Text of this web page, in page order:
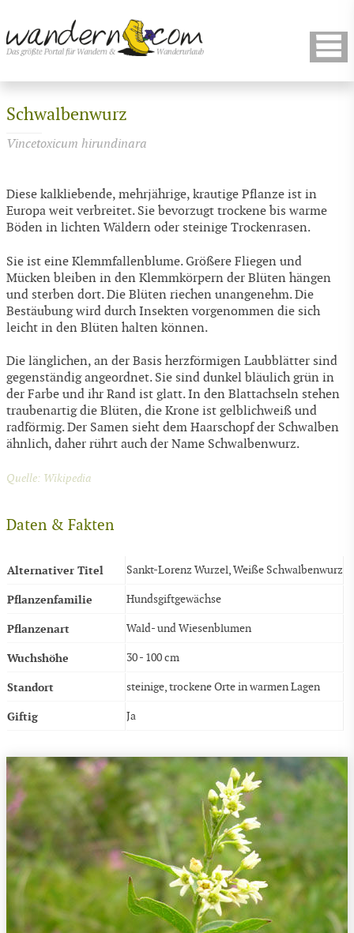
Schwalbenwurz
Vincetoxicum hirundinara
Diese kalkliebende, mehrjährige, krautige Pflanze ist in
Europa weit verbreitet. Sie bevorzugt trockene bis warme
Böden in lichten Wäldern oder steinige Trockenrasen.
Sie ist eine Klemmfallenblume. Größere Fliegen und
Mücken bleiben in den Klemmkörpern der Blüten hängen
und sterben dort. Die Blüten riechen unangenehm. Die
Bestäubung wird durch Insekten vorgenommen die sich
leicht in den Blüten halten können.
Die länglichen, an der Basis herzförmigen Laubblätter sind
gegenständig angeordnet. Sie sind dunkel bläulich grün in
der Farbe und ihr Rand ist glatt. In den Blattachseln stehen
traubenartig die Blüten, die Krone ist gelblichweiß und
radförmig. Der Samen sieht dem Haarschopf der Schwalben
ähnlich, daher rührt auch der Name Schwalbenwurz.
Quelle: Wikipedia
Daten & Fakten
Alternativer Titel Sankt-Lorenz Wurzel, Weiße Schwalbenwurz
Pflanzenfamilie Hundsgiftgewächse
Pflanzenart Wald- und Wiesenblumen
Wuchshöhe 30 - 100 cm
Standort steinige, trockene Orte in warmen Lagen
Giftig Ja